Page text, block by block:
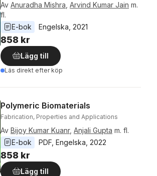
Av Anuradha Mishra Arvind Kumar Jain m.
fl.
E-bok
Engelska 2021
858 kr
Lägg till
Läs direkt efter köp
Polymeric Biomaterials
Fabrication, Properties and Applications
Av Bijoy Kumar Kuanr, Anjali Gupta m. fl.
E-bok
PDF Engelska 2022
858 kr
Lägg till